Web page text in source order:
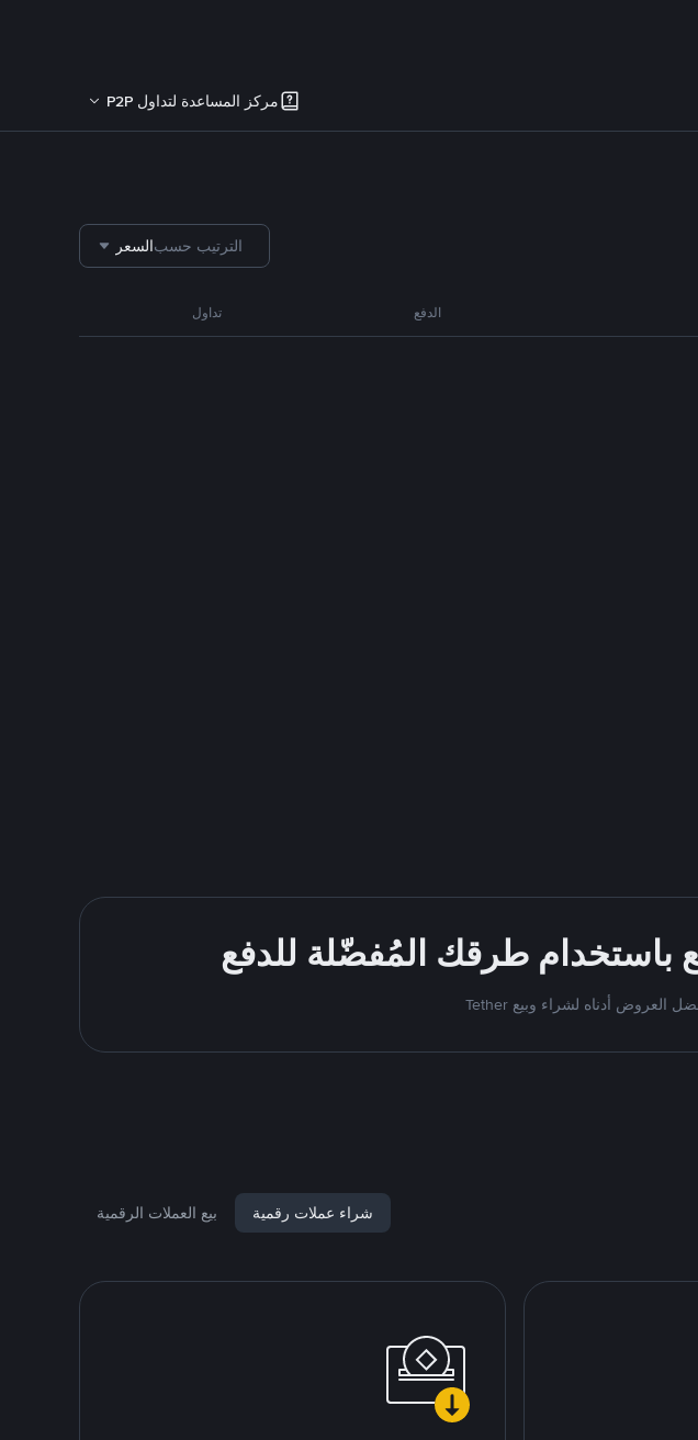
مركز المساعدة لتداول P2P
الترتيب حسبالسعر
الدفع تداول
شراء عملات رقمية بيع العملات الرقمية